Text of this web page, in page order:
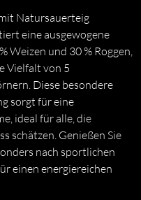
Natursauerteig
eine ausgewogene
Weizen und 30 % Roggen,
Vielfalt von 5
Diese besondere
sorgt für eine
ideal für alle, die
schätzen. Genießen Sie
nach sportlichen
einen energiereichen